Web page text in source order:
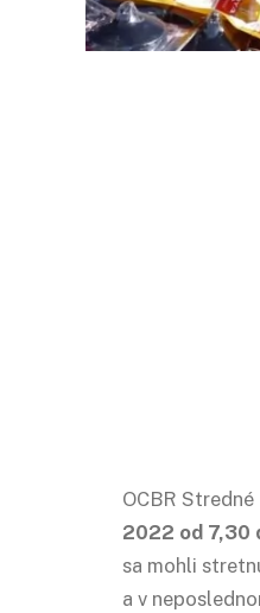
OCBR
2022 od 7,30
sa mohli
a v